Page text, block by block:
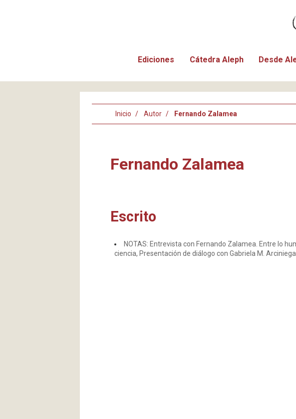
Ediciones Cátedra Aleph Desde
Inicio Autor Fernando Zalamea
Fernando Zalamea
Escrito
NOTAS: Entrevista con Fernando Zalamea. Entre lo
ciencia, Presentación de diálogo con Gabriela M.